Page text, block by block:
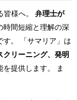
皆様へ。 弁理士が
時間短縮と理解の深
。 「サマリア」は
クリーニング、発明
提供します。 ま